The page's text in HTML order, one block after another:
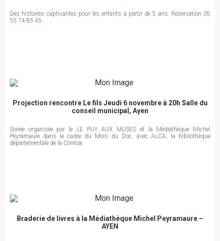
Des histoires captivantes pour les enfants à partir de 5 ans. Réservation 05
55 74 85 45
Projection rencontre Le fils Jeudi 6 novembre à 20h Salle du
conseil municipal, Ayen
Soirée organisée par le LE PUY AUX MUSES et la Médiathèque Michel
Peyramaure dans le cadre du Mois du Doc, avec ALCA, la bibliothèque
départementale de la Corrèze.
Braderie de livres à la Médiathèque Michel Peyramaure –
AYEN